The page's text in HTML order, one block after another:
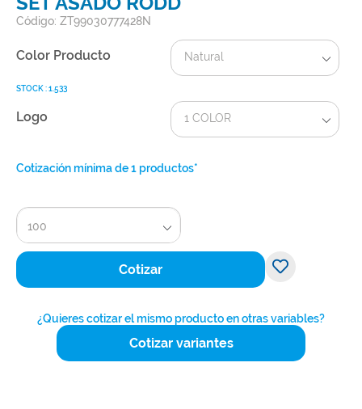
Código: ZT99030777428N
Color Producto Natural
STOCK : 1.533
Logo 1 COLOR
Cotización mínima de 1 productos*
100
Cotizar
¿Quieres cotizar el mismo producto en otras variables?
Cotizar variantes